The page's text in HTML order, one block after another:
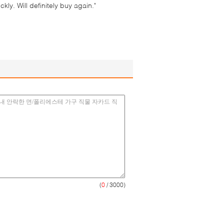
Will definitely buy again."
(0 / 3000)